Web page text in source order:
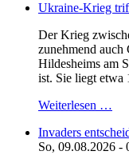
Ukraine-Krieg
Der Krieg
zunehmend auch
Hildesheims am
ist. Sie liegt etwa
Weiterlesen …
Invaders
So, 09.08.2026 -